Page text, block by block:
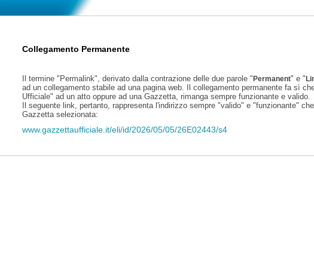
Collegamento Permanente
Il termine "Permalink", derivato dalla contrazione delle due parole "Permanent" e "
ad un collegamento stabile ad una pagina web. Il collegamento permanente fa sì
Ufficiale" ad un atto oppure ad una Gazzetta, rimanga sempre funzionante e valido.
Il seguente link, pertanto, rappresenta l'indirizzo sempre "valido" e "funzionante"
Gazzetta selezionata:
www.gazzettaufficiale.it/eli/id/2026/05/05/26E02443/s4